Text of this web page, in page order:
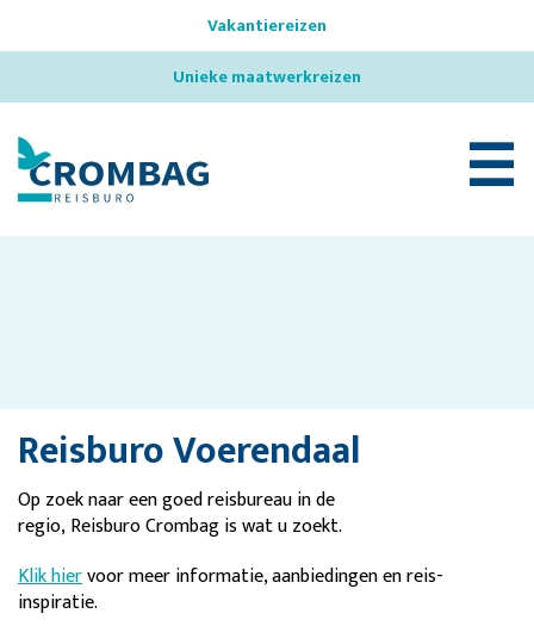
Vakantiereizen
Unieke maatwerkreizen
☰
Reisburo Voerendaal
Op zoek naar een goed reisbureau in de
regio, Reisburo Crombag is wat u zoekt.
Klik hiervoor meer informatie, aanbiedingen en reis-
inspiratie.